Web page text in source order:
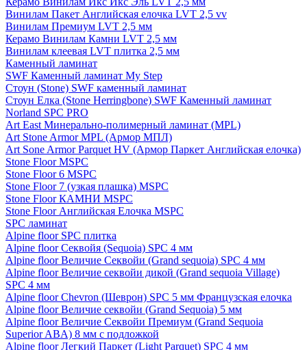
Винилам Пакет Английская елочка LVT 2,5 vv
Винилам Премиум LVT 2,5 мм
Керамо Винилам Камни LVT 2,5 мм
Винилам клеевая LVT плитка 2,5 мм
Каменный ламинат
SWF Каменный ламинат My Step
Стоун (Stone) SWF каменный ламинат
Стоун Елка (Stone Herringbone) SWF Каменный ламинат
Norland SPC PRO
Art East Минерально-полимерный ламинат (MPL)
Art Stone Armor MPL (Армор МПЛ)
Art Sone Armor Parquet HV (Армор Паркет Английская елочка)
Stone Floor MSPC
Stone Floor 6 MSPC
Stone Floor 7 (узкая плашка) MSPC
Stone Floor КАМНИ MSPC
Stone Floor Английская Елочка MSPC
SPC ламинат
Alpine floor SPC плитка
Alpine floor Секвойя (Sequoia) SPC 4 мм
Alpine floor Величие Секвойи (Grand sequoia) SPC 4 мм
Alpine floor Величие секвойи дикой (Grand sequoia Village)
SPC 4 мм
Alpine floor Chevron (Шеврон) SPC 5 мм Французская елочка
Alpine floor Величие секвойи (Grand Sequoia) 5 мм
Alpine floor Величие Секвойи Премиум (Grand Sequoia
Superior ABA) 8 мм с подложкой
Alpine floor Легкий Паркет (Light Parquet) SPC 4 мм